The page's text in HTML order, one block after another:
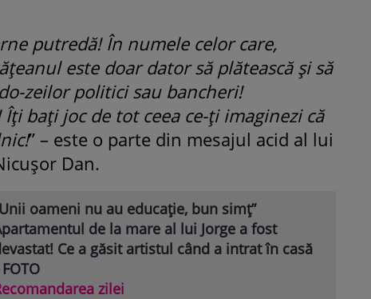
putredă! În numele celor care,
este doar dator să plătească și să
zeilor politici sau bancheri!
bați joc de tot ceea ce-ți imaginezi că
” – este o parte din mesajul acid al lui
Dan.
oameni nu au educație, bun simț”
de la mare al lui Jorge a fost
Ce a găsit artistul când a intrat în casă
zilei